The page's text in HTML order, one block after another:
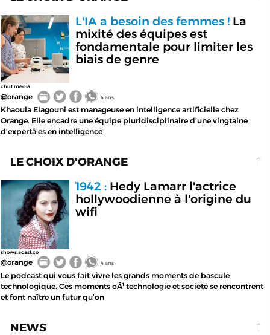
chut.media
L'IA a besoin des femmes !La
mixité des équipes est
fondamentale pour limiter les
biais de genre
@orange 4 ans
Khaoula Elagouni est manageuse en intelligence artificielle chez
Orange. Elle encadre une équipe pluridisciplinaire d’une vingtaine
d’expertâ·es en intelligence
LE CHOIX D'ORANGE
shows.acast.co
1942 :Hedy Lamarr l'actrice
hollywoodienne à l'origine du
wifi
@orange 4 ans
Le podcast qui vous fait vivre les grands moments de bascule
technologique. Ces moments oÃ¹ technologie et société se rencontrent
et font naître un futur qu’on
NEWS